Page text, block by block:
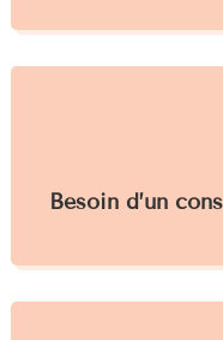
Besoin d’un